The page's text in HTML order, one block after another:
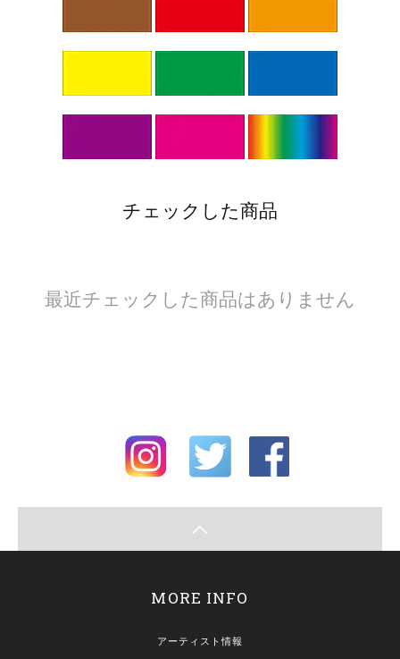
チェックした商品
最近チェックした商品はありません
MORE INFO
アーティスト情報